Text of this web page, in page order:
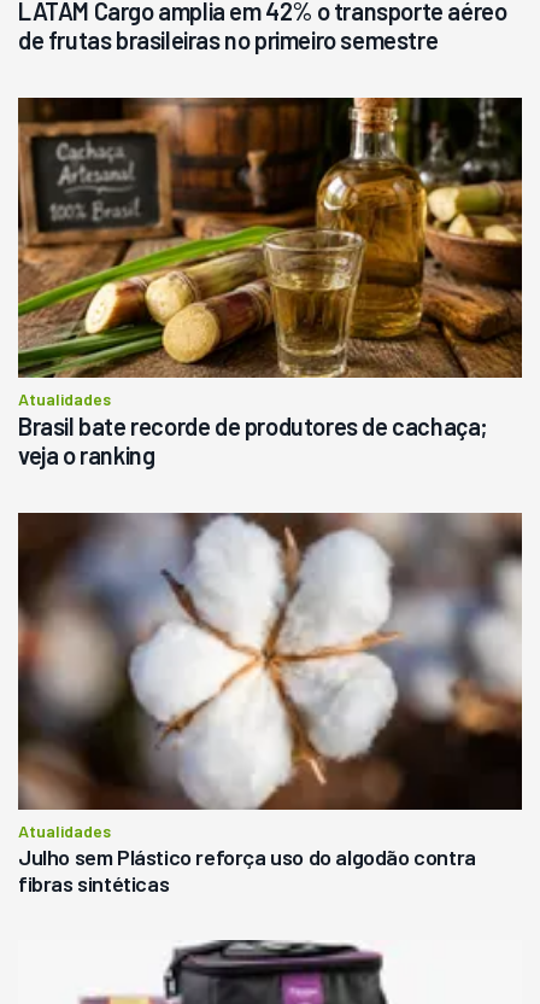
LATAM Cargo amplia em 42% o transporte aéreo
de frutas brasileiras no primeiro semestre
Atualidades
Brasil bate recorde de produtores de cachaça;
veja o ranking
Atualidades
Julho sem Plástico reforça uso do algodão contra
fibras sintéticas